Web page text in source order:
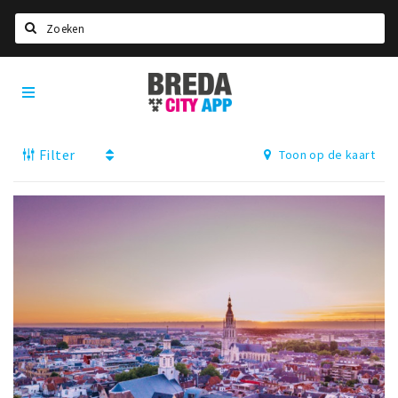
Home
Deals
Slapen
Recreatief
Winkels
Breda
City
App
Filter Toon op de kaart